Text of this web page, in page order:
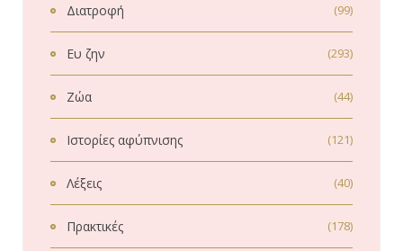
Διατροφή (99)
Ευ ζην (293)
Ζώα (44)
Ιστορίες αφύπνισης (121)
Λέξεις (40)
Πρακτικές (178)